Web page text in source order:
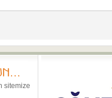
sitemize